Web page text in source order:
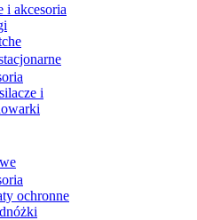
i akcesoria
i
ochronne